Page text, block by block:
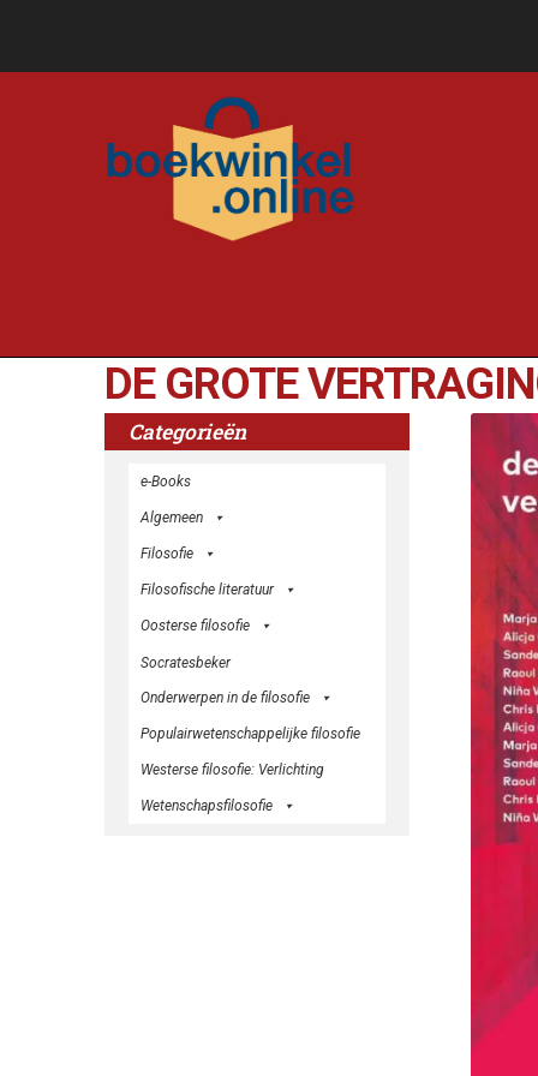
DE GROTE
Categorieën
e-Books
Algemeen
Filosofie
Filosofische literatuur
Oosterse filosofie
Socratesbeker
Onderwerpen in de filosofie
Populairwetenschappelijke filosofie
Westerse filosofie: Verlichting
Wetenschapsfilosofie